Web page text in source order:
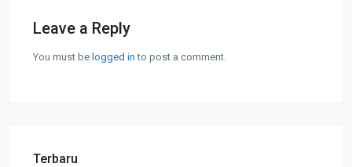
Leave a Reply
You must be logged in to post a comment.
Terbaru